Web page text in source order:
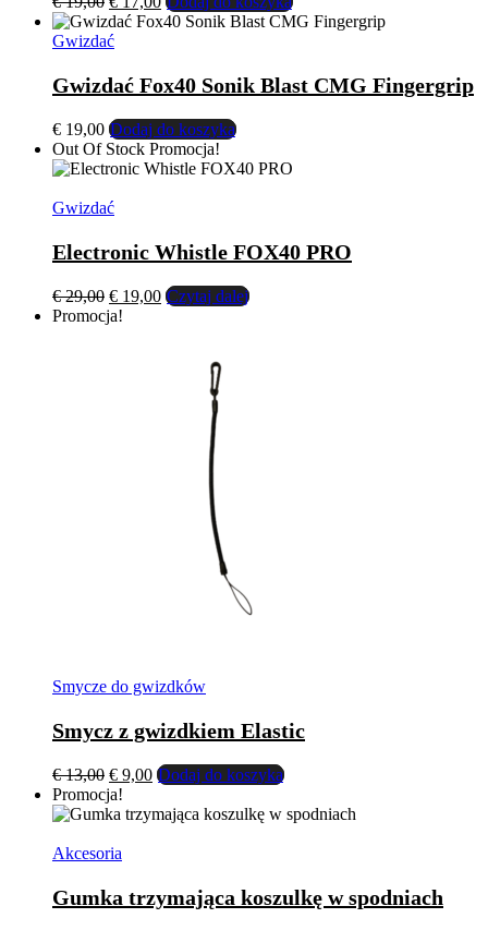
cena
wynosiła:
cena
Gwizdać
Gwizdać Fox40 Sonik Blast CMG Fingergrip
€ 19,00 Dodaj do koszyka
Out Of Stock Promocja!
Gwizdać
Electronic Whistle FOX40 PRO
€29,00 Pierwotna
cena
€ 19,00Aktualna
Czytaj dalej
Promocja!
Smycze do gwizdków
Smycz z gwizdkiem Elastic
€13,00 Pierwotna
cena
wynosiła:
€ 9,00Aktualna
wynosi:
Dodaj do koszyka
Promocja!
Akcesoria
Gumka trzymająca koszulkę w spodniach